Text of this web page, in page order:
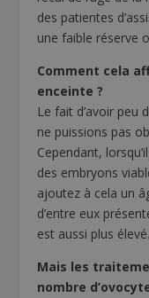
des patientes
une faible réserve
Comment cela
enceinte ?
Le fait d’avoir peu
ne puissions pas
Cependant,
des embryons
ajoutez à cela un
d’entre eux
est aussi plus élevé.
Mais les
nombre